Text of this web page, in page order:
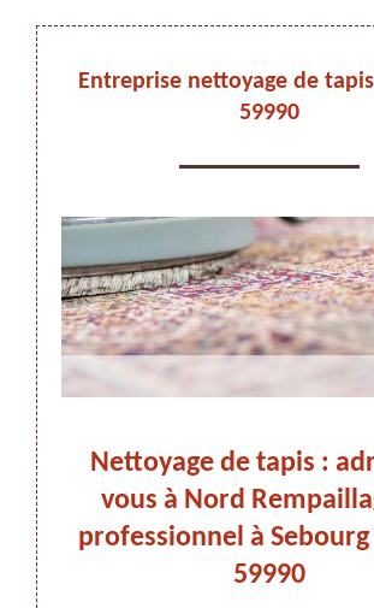
Entreprise nettoyage de
59990
de
car
Nettoyage de tapis :
vous à Nord
professionnel à
59990